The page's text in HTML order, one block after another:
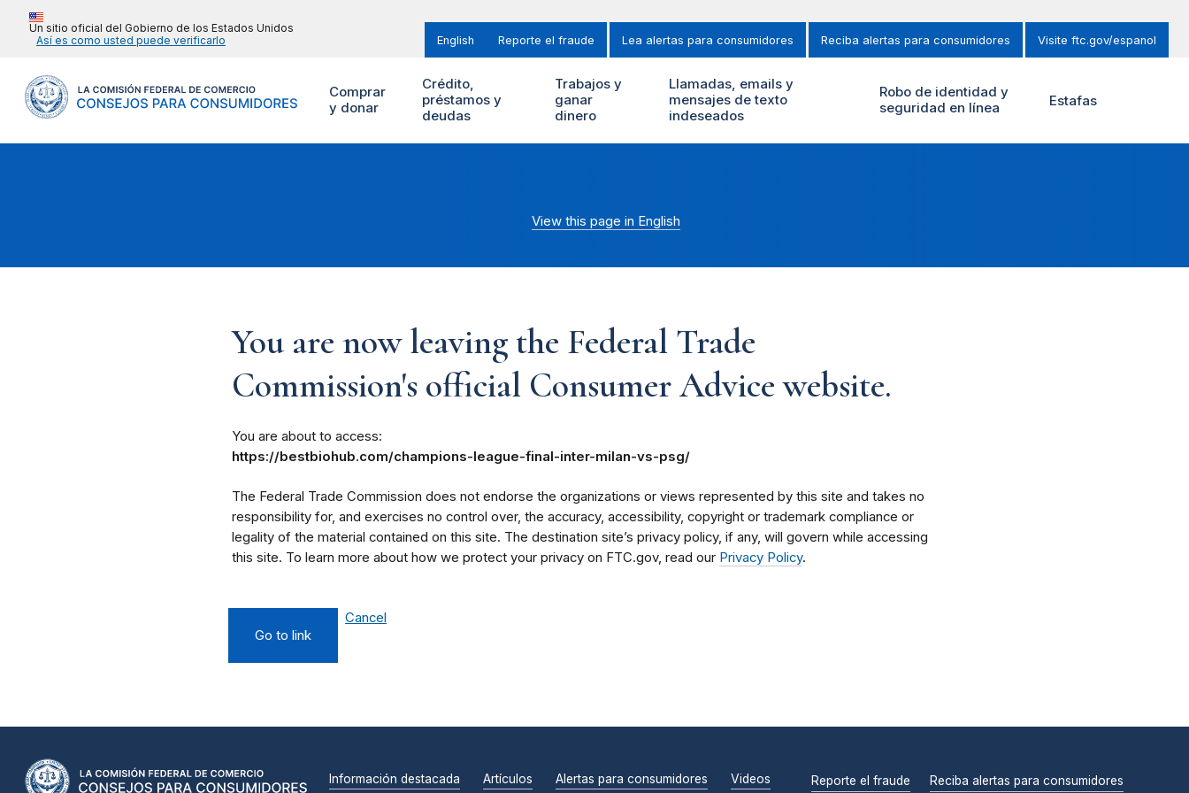
Un sitio oficial del Gobierno de los Estados Unidos
Así es como usted puede verificarlo
English Reporte el fraude Lea alertas para consumidores Reciba alertas para consumidores Visite ftc.gov/espanol
Comprar
y donar
Crédito,
préstamos y
deudas
Trabajos y
ganar
dinero
Llamadas, emails y
mensajes de texto
indeseados
Robo de identidad y
seguridad en línea
Estafas
View this page in English
You are now leaving the Federal Trade
Commission's official Consumer Advice website.
You are about to access:
https://bestbiohub.com/champions-league-final-inter-milan-vs-psg/
The Federal Trade Commission does not endorse the organizations or views represented by this site and takes no
responsibility for, and exercises no control over, the accuracy, accessibility, copyright or trademark compliance or
legality of the material contained on this site. The destination site’s privacy policy, if any, will govern while accessing
this site. To learn more about how we protect your privacy on FTC.gov, read our Privacy Policy.
Go to link
Cancel
Información destacada Artículos Alertas para consumidores Videos Reporte el fraude Reciba alertas para consumidores